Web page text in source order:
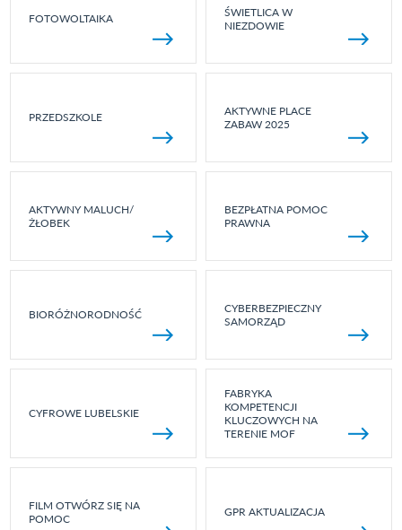
FOTOWOLTAIKA
ŚWIETLICA W
NIEZDOWIE
PRZEDSZKOLE
AKTYWNE PLACE
ZABAW 2025
AKTYWNY MALUCH/
ŻŁOBEK
BEZPŁATNA POMOC
PRAWNA
BIORÓŻNORODNOŚĆ
CYBERBEZPIECZNY
SAMORZĄD
CYFROWE LUBELSKIE
FABRYKA
KOMPETENCJI
KLUCZOWYCH NA
TERENIE MOF
FILM OTWÓRZ SIĘ NA
POMOC
GPR AKTUALIZACJA